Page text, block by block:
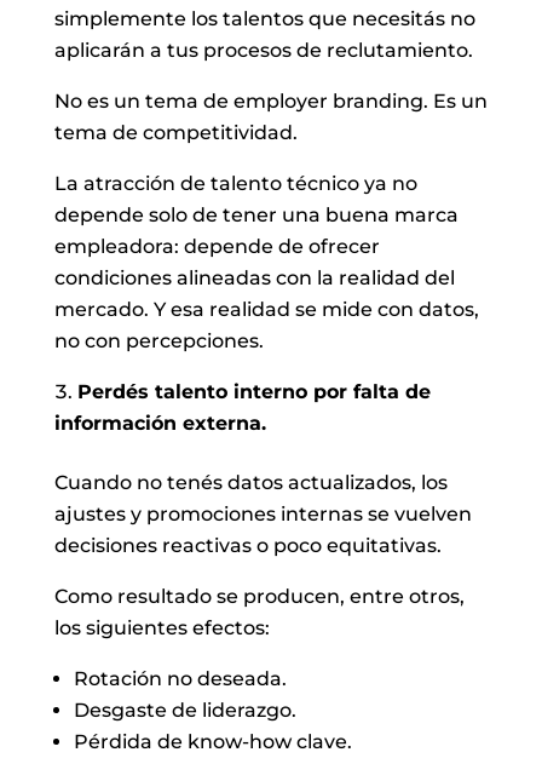
simplemente los talentos que necesitás no
aplicarán a tus procesos de reclutamiento.
No es un tema de employer branding. Es un
tema de competitividad.
La atracción de talento técnico ya no
depende solo de tener una buena marca
empleadora: depende de ofrecer
condiciones alineadas con la realidad del
mercado. Y esa realidad se mide con datos,
no con percepciones.
Perdés talento interno por falta de
información externa.
Cuando no tenés datos actualizados, los
ajustes y promociones internas se vuelven
decisiones reactivas o poco equitativas.
Como resultado se producen, entre otros,
los siguientes efectos:
Rotación no deseada.
Desgaste de liderazgo.
Pérdida de know-how clave.